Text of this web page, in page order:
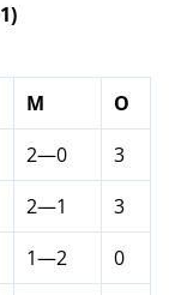
1)
М
О
2—0
3
2—1
3
1—2
0